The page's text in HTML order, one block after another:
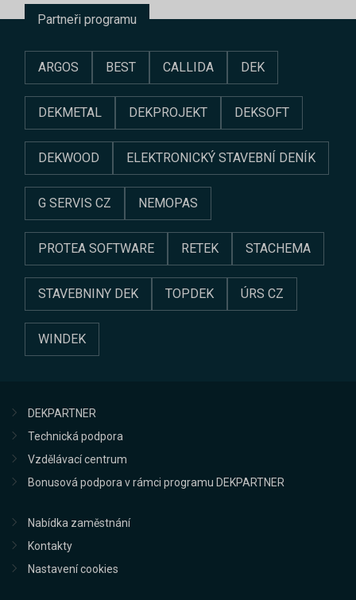
Partneři programu
ARGOS BEST CALLIDA DEK
DEKMETAL DEKPROJEKT DEKSOFT
DEKWOOD ELEKTRONICKÝ STAVEBNÍ DENÍK
G SERVIS CZ NEMOPAS
PROTEA SOFTWARE RETEK STACHEMA
STAVEBNINY DEK TOPDEK ÚRS CZ
WINDEK
DEKPARTNER
Technická podpora
Vzdělávací centrum
Bonusová podpora v rámci programu DEKPARTNER
Nabídka zaměstnání
Kontakty
Nastavení cookies